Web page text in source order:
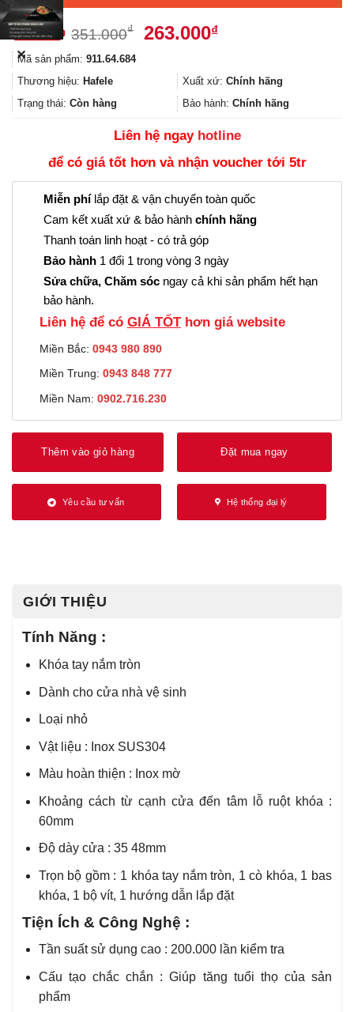
351.000₫
Giá
351.000₫.
263.000₫Giá
là:
263.000₫.
Mã sản phẩm: 911.64.684
Thương hiệu: Hafele Xuất xứ: Chính hãng
Trạng thái: Còn hàng Bảo hành: Chính hãng
Liên hệ ngay hotline
để có giá tốt hơn và nhận voucher tới 5tr
Miễn phílắp đặt & vận chuyển toàn quốc
Cam kết xuất xứ & bảo hành chính hãng
Thanh toán linh hoạt - có trả góp
Bảo hành 1 đổi 1 trong vòng 3 ngày
Sửa chữa, Chăm sóc ngay cả khi sản phẩm hết hạn
bảo hành.
Liên hệ để có GIÁ TỐThơn giá website
Miền Bắc: 0943 980 890
Miền Trung: 0943 848 777
Miền Nam: 0902.716.230
Thêm vào giỏ hàng Đặt mua ngay
Yêu cầu tư vấn Hệ thống đại lý
GIỚI THIỆU
Tính Năng :
Khóa tay nắm tròn
Dành cho cửa nhà vệ sinh
Loại nhỏ
Vật liệu : Inox SUS304
Màu hoàn thiện : Inox mờ
Khoảng cách từ cạnh cửa đến tâm lỗ ruột khóa :
60mm
Độ dày cửa : 35 48mm
Trọn bộ gồm : 1 khóa tay nắm tròn, 1 cò khóa, 1 bas
khóa, 1 bộ vít, 1 hướng dẫn lắp đặt
Tiện Ích & Công Nghệ :
Tần suất sử dụng cao : 200.000 lần kiểm tra
Cấu tạo chắc chắn : Giúp tăng tuổi thọ của sản
phẩm
✕